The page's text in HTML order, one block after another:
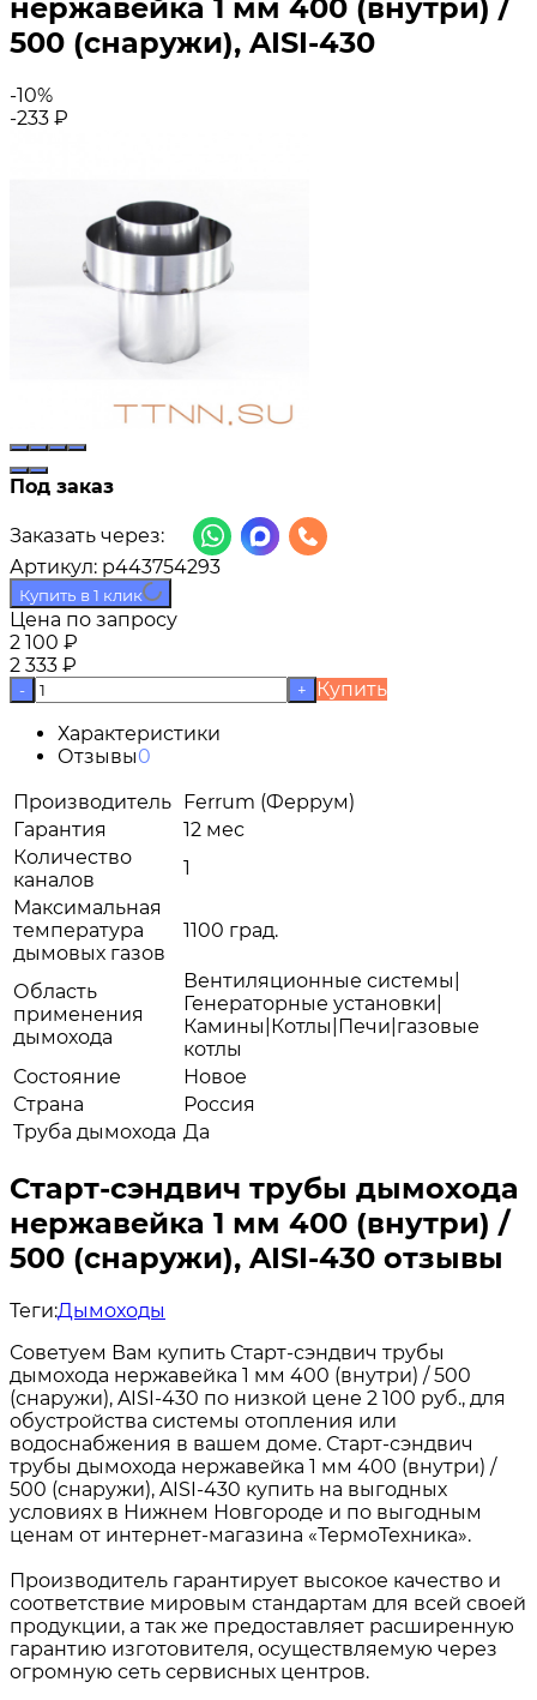
нержавейка 1 мм 400 (внутри) /
500 (снаружи), AISI-430
-10%
-233 ₽
Под заказ
Заказать через:
Артикул: p443754293
Купить в 1 клик
Цена по запросу
2 100 ₽
2 333 ₽
- +
Купить
Характеристики
Отзывы0
Производитель Ferrum (Феррум)
Гарантия
12 мес
Количество
каналов
1
Максимальная
температура
дымовых газов
1100 град.
Область
применения
дымохода
Вентиляционные системы|
Генераторные установки|
Камины|Котлы|Печи|газовые
котлы
Состояние
Новое
Страна
Россия
Труба дымохода Да
Старт-сэндвич трубы дымохода
нержавейка 1 мм 400 (внутри) /
500 (снаружи), AISI-430 отзывы
Теги:Дымоходы
Советуем Вам купить Старт-сэндвич трубы
дымохода нержавейка 1 мм 400 (внутри) / 500
(снаружи), AISI-430 по низкой цене 2 100 руб., для
обустройства системы отопления или
водоснабжения в вашем доме. Старт-сэндвич
трубы дымохода нержавейка 1 мм 400 (внутри) /
500 (снаружи), AISI-430 купить на выгодных
условиях в Нижнем Новгороде и по выгодным
ценам от интернет-магазина «ТермоТехника».
Производитель гарантирует высокое качество и
соответствие мировым стандартам для всей своей
продукции, а так же предоставляет расширенную
гарантию изготовителя, осуществляемую через
огромную сеть сервисных центров.